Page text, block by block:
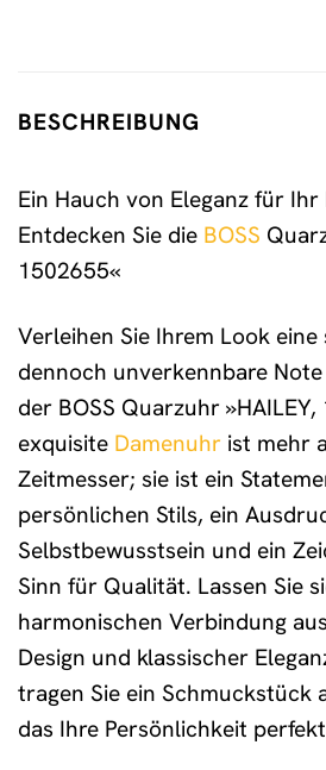
BESCHREIBUNG
Ein Hauch von Eleganz für Ihr
Entdecken Sie die BOSS
1502655«
Verleihen Sie Ihrem Look
dennoch unverkennbare
der BOSS Quarzuhr
exquisite Damenuhr ist mehr
Zeitmesser; sie ist ein
persönlichen Stils, ein
Selbstbewusstsein und ein
Sinn für Qualität. Lassen Sie
harmonischen Verbindung
Design und klassischer
tragen Sie ein Schmuckstück
das Ihre Persönlichkeit